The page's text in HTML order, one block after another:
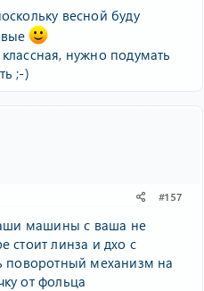
весной буду
нужно подумать
;-)
#157
машины с ваша не
стоит линза и дхо с
поворотный механизм на
от фольца